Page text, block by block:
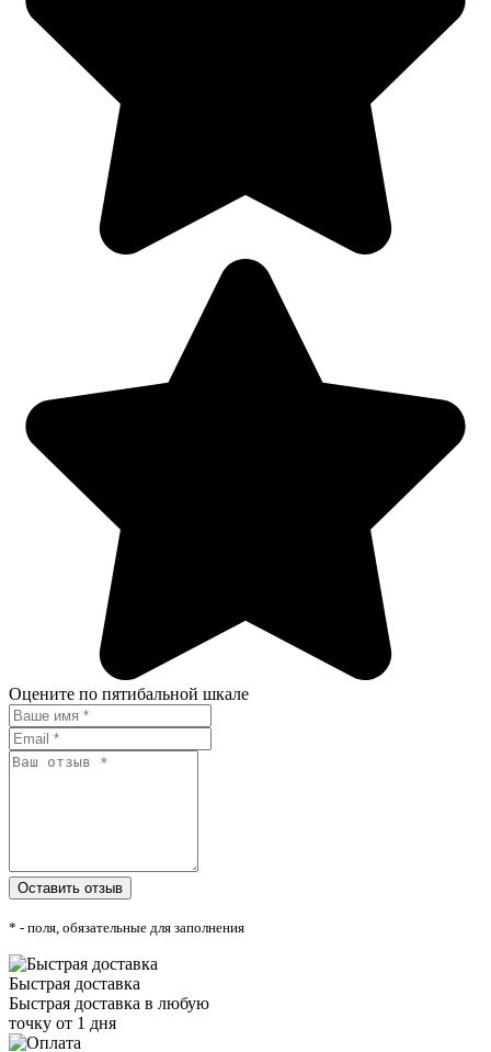
Оцените по пятибальной шкале
* - поля, обязательные для заполнения
Быстрая доставка
Быстрая доставка в любую
точку от 1 дня